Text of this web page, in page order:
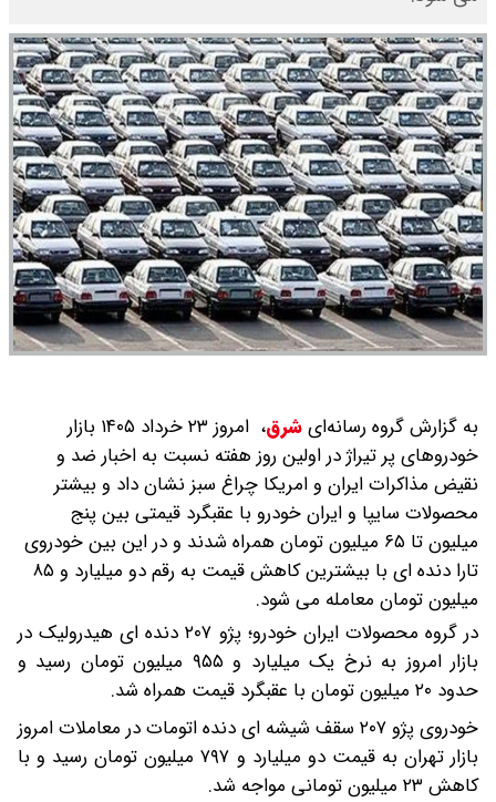
به گزارش گروه رسانه‌ایشرق،
امروز ۲۳ خرداد ۱۴۰۵ بازار
خودروهای پر تیراژ در اولین روز هفته نسبت به اخبار ضد و
نقیض مذاکرات ایران و امریکا چراغ سبز نشان داد و بیشتر
محصولات سایپا و ایران خودرو با عقبگرد قیمتی بین پنج
میلیون تا ۶۵ میلیون تومان همراه شدند و در این بین خودروی
تارا دنده ای با بیشترین کاهش قیمت به رقم دو میلیارد و ۸۵
میلیون تومان معامله می شود.
در گروه محصولات ایران خودرو؛ پژو ۲۰۷ دنده ای هیدرولیک در
بازار امروز به نرخ یک میلیارد و ۹۵۵ میلیون تومان رسید و
حدود ۲۰ میلیون تومان با عقبگرد قیمت همراه شد.
خودروی پژو ۲۰۷ سقف شیشه ای دنده اتومات در معاملات امروز
بازار تهران به قیمت دو میلیارد و ۷۹۷ میلیون تومان رسید و با
کاهش ۲۳ میلیون تومانی مواجه شد.